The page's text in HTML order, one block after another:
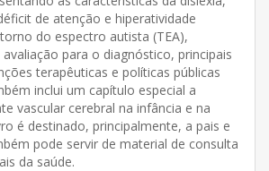
de atenção e hiperatividade
do espectro autista (TEA),
para o diagnóstico, principais
terapêuticas e políticas públicas
inclui um capítulo especial a
vascular cerebral na infância e na
é destinado, principalmente, a pais e
pode servir de material de consulta
da saúde.